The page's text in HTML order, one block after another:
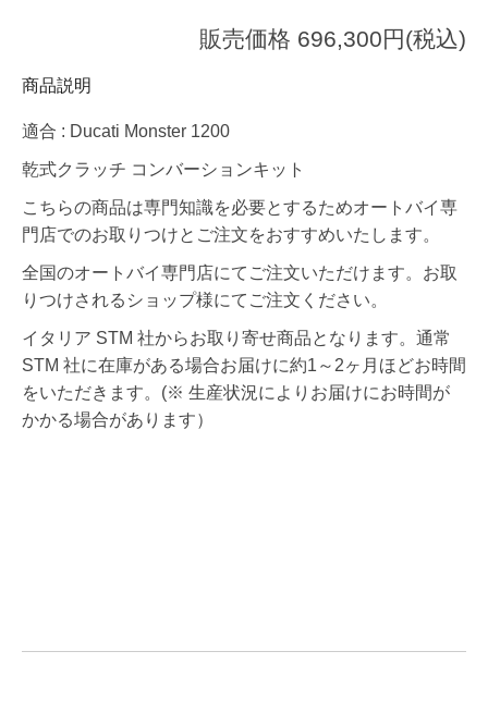
販売価格 696,300円(税込)
商品説明
適合 : Ducati Monster 1200
乾式クラッチ コンバーションキット
こちらの商品は専門知識を必要とするためオートバイ専
門店でのお取りつけとご注文をおすすめいたします。
全国のオートバイ専門店にてご注文いただけます。お取
りつけされるショップ様にてご注文ください。
イタリア STM 社からお取り寄せ商品となります。通常
STM 社に在庫がある場合お届けに約1～2ヶ月ほどお時間
をいただきます。(※ 生産状況によりお届けにお時間が
かかる場合があります）